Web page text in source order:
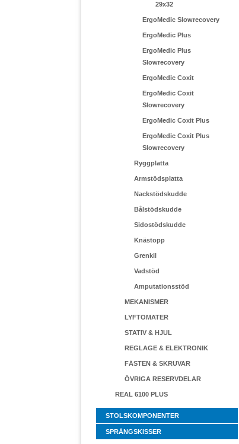
29x32
ErgoMedic Slowrecovery
ErgoMedic Plus
ErgoMedic Plus
Slowrecovery
ErgoMedic Coxit
ErgoMedic Coxit
Slowrecovery
ErgoMedic Coxit Plus
ErgoMedic Coxit Plus
Slowrecovery
Ryggplatta
Armstödsplatta
Nackstödskudde
Bålstödskudde
Sidostödskudde
Knästopp
Grenkil
Vadstöd
Amputationsstöd
MEKANISMER
LYFTOMATER
STATIV & HJUL
REGLAGE & ELEKTRONIK
FÄSTEN & SKRUVAR
ÖVRIGA RESERVDELAR
REAL 6100 PLUS
STOLSKOMPONENTER
SPRÄNGSKISSER